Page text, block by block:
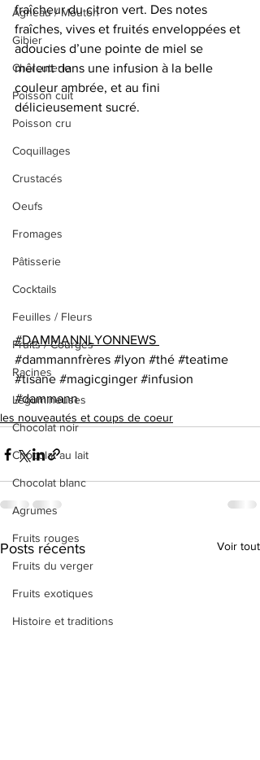
Agneau / Mouton
Gibier
Charcuterie
Poisson cuit
Poisson cru
Coquillages
Crustacés
Oeufs
Fromages
Pâtisserie
Cocktails
Feuilles / Fleurs
Fruits / Courges
Racines
Légumineuses
Chocolat noir
Chocolat au lait
Chocolat blanc
Agrumes
Fruits rouges
Fruits du verger
Fruits exotiques
Histoire et traditions
fraîcheur du citron vert. Des notes
fraîches, vives et fruités enveloppées et
adoucies d’une pointe de miel se
mêlent dans une infusion à la belle
couleur ambrée, et au fini
délicieusement sucré.
#DAMMANNLYONNEWS
#dammannfrères #lyon #thé #teatime
#tisane #magicginger #infusion
#dammann
les nouveautés et coups de coeur
Posts récents Voir tout